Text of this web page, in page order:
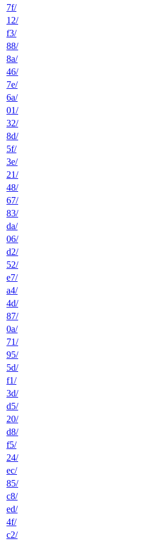
7f/
12/
f3/
88/
8a/
46/
7e/
6a/
01/
32/
8d/
5f/
3e/
21/
48/
67/
83/
da/
06/
d2/
52/
e7/
a4/
4d/
87/
0a/
71/
95/
5d/
f1/
3d/
d5/
20/
d8/
f5/
24/
ec/
85/
c8/
ed/
4f/
c2/